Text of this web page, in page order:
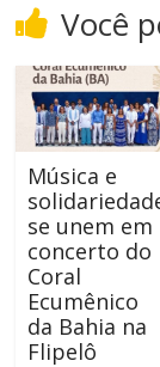
Você
Música e
se unem em
concerto do
Coral
Ecumênico
da Bahia na
Flipelô